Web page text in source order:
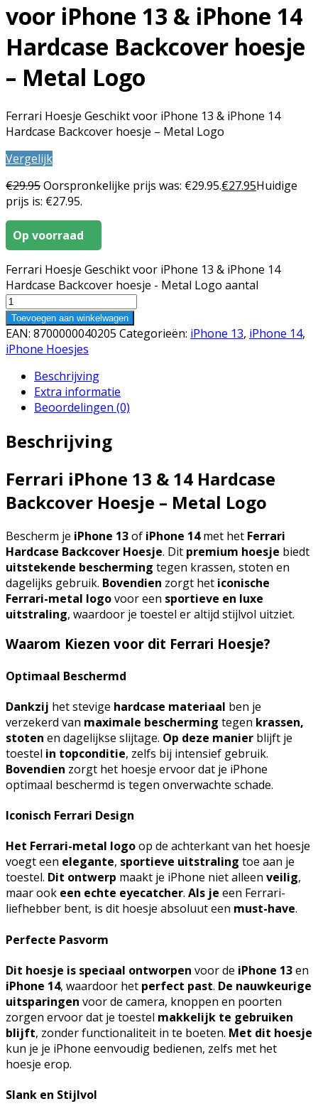
voor iPhone 13 & iPhone 14
Hardcase Backcover hoesje
– Metal Logo
Ferrari Hoesje Geschikt voor iPhone 13 & iPhone 14
Hardcase Backcover hoesje – Metal Logo
Vergelijk
€29.95Oorspronkelijke prijs was: €29.95.€27.95Huidige
prijs is: €27.95.
Op voorraad
Ferrari Hoesje Geschikt voor iPhone 13 & iPhone 14
Hardcase Backcover hoesje - Metal Logo aantal
Toevoegen aan winkelwagen
EAN: 8700000040205 Categorieën: iPhone 13, iPhone 14,
iPhone Hoesjes
Beschrijving
Extra informatie
Beoordelingen (0)
Beschrijving
Ferrari iPhone 13 & 14 Hardcase
Backcover Hoesje – Metal Logo
Bescherm je iPhone 13of iPhone 14met het Ferrari
Hardcase Backcover Hoesje. Dit premium hoesje biedt
uitstekende bescherming tegen krassen, stoten en
dagelijks gebruik. Bovendien zorgt het iconische
Ferrari-metal logovoor een sportieve en luxe
uitstraling, waardoor je toestel er altijd stijlvol uitziet.
Waarom Kiezen voor dit Ferrari Hoesje?
Optimaal Beschermd
Dankzij het stevige hardcase materiaal ben je
verzekerd van maximale bescherming tegen krassen,
stoten en dagelijkse slijtage. Op deze manier blijft je
toestel in topconditie, zelfs bij intensief gebruik.
Bovendien zorgt het hoesje ervoor dat je iPhone
optimaal beschermd is tegen onverwachte schade.
Iconisch Ferrari Design
Het Ferrari-metal logoop de achterkant van het hoesje
voegt een elegante, sportieve uitstraling toe aan je
toestel. Dit ontwerp maakt je iPhone niet alleen veilig,
maar ook een echte eyecatcher. Als je een Ferrari-
liefhebber bent, is dit hoesje absoluut een must-have.
Perfecte Pasvorm
Dit hoesje is speciaal ontworpen voor de iPhone 13en
iPhone 14, waardoor het perfect past. De nauwkeurige
uitsparingen voor de camera, knoppen en poorten
zorgen ervoor dat je toestel makkelijk te gebruiken
blijft, zonder functionaliteit in te boeten. Met dit hoesje
kun je je iPhone eenvoudig bedienen, zelfs met het
hoesje erop.
Slank en Stijlvol